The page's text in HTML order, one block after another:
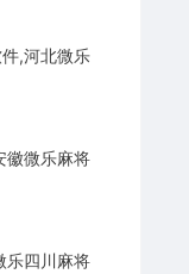
,河北微乐
徽微乐麻将
乐四川麻将